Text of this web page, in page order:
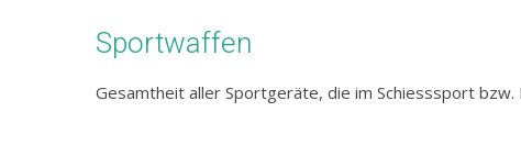
Sportwaffen
Gesamtheit aller Sportgeräte, die im Schiesssport bzw.